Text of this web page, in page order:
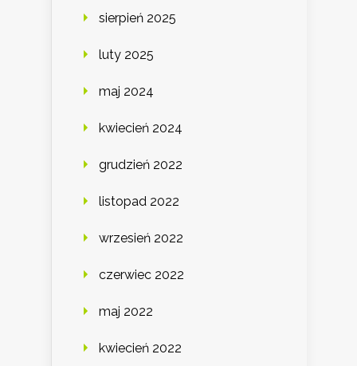
sierpień 2025
luty 2025
maj 2024
kwiecień 2024
grudzień 2022
listopad 2022
wrzesień 2022
czerwiec 2022
maj 2022
kwiecień 2022